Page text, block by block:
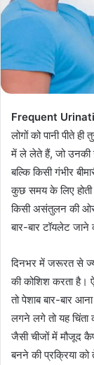
Frequent
लोगों को पानी पीते
में ले लेते हैं, जो उनकी
बल्कि किसी गंभीर
कुछ समय के लिए
किसी असंतुलन की ओर
बार-बार टॉयलेट जाने
दिनभर में जरूरत से
की कोशिश करता है।
तो पेशाब बार-बार
लगने लगे तो यह चिंता
जैसी चीजों में मौजूद
बनने की प्रक्रिया